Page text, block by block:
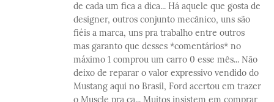
de cada um fica a dica... Há aquele que gosta de
designer, outros conjunto mecânico, uns são
fiéis a marca, uns pra trabalho entre outros
mas garanto que desses *comentários* no
máximo 1 comprou um carro 0 esse mês... Não
deixo de reparar o valor expressivo vendido do
Mustang aqui no Brasil, Ford acertou em trazer
o Muscle pra ca... Muitos insistem em comprar